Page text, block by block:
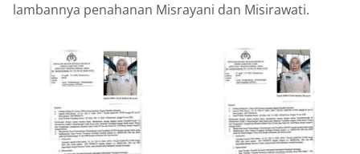
lambannya penahanan Misrayani dan Misirawati.